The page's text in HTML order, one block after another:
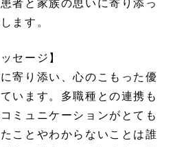
者と家族の思いに寄り添っ
ます。
セージ】
寄り添い、心のこもった優
います。多職種との連携も
ミュニケーションがとても
ことやわからないことは誰